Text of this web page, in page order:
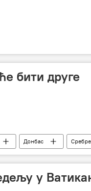
бити друге
Донбас
у